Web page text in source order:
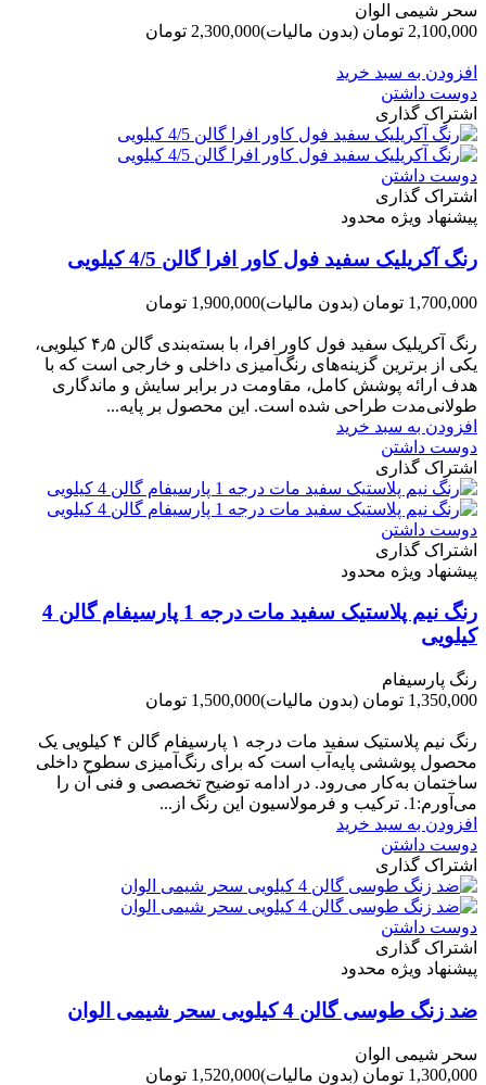
سحر شیمی الوان
2,100,000 تومان
(بدون مالیات)2,300,000 تومان
افزودن به سبد خرید
دوست داشتن
اشتراک گذاری
دوست داشتن
اشتراک گذاری
پیشنهاد ویژه محدود
رنگ آکریلیک سفید فول کاور افرا گالن 4/5 کیلویی
1,700,000 تومان (بدون مالیات)1,900,000 تومان
رنگ آکریلیک سفید فول کاور افرا، با بسته‌بندی گالن ۴٫۵ کیلویی،
یکی از برترین گزینه‌های رنگ‌آمیزی داخلی و خارجی است که با
هدف ارائه پوشش کامل، مقاومت در برابر سایش و ماندگاری
طولانی‌مدت طراحی شده است. این محصول بر پایه...
افزودن به سبد خرید
دوست داشتن
اشتراک گذاری
دوست داشتن
اشتراک گذاری
پیشنهاد ویژه محدود
رنگ نیم پلاستیک سفید مات درجه 1 پارسیفام گالن 4
کیلویی
رنگ پارسیفام
1,350,000 تومان
(بدون مالیات)1,500,000 تومان
رنگ نیم‌ پلاستیک سفید مات درجه ۱ پارسیفام گالن ۴ کیلویی یک
محصول پوششی پایه‌آب است که برای رنگ‌آمیزی سطوح داخلی
ساختمان به‌کار می‌رود. در ادامه توضیح تخصصی و فنی آن را
می‌آورم:1. ترکیب و فرمولاسیون این رنگ از...
افزودن به سبد خرید
دوست داشتن
اشتراک گذاری
دوست داشتن
اشتراک گذاری
پیشنهاد ویژه محدود
ضد زنگ طوسی گالن 4 کیلویی سحر شیمی الوان
سحر شیمی الوان
1,300,000 تومان
(بدون مالیات)1,520,000 تومان